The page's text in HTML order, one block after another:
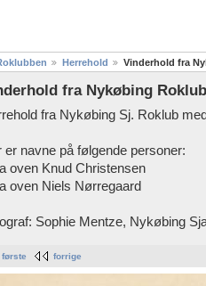
Herrehold Vinderhold fra
fra Nykøbing
fra Nykøbing Sj. Roklub
er navne på følgende personer:
oven Knud Christensen
oven Niels Nørregaard
Sophie Mentze, Nykøbing
første forrige